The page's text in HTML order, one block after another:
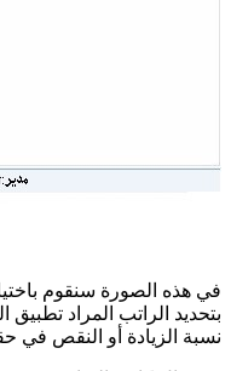
في هذه الصورة سنقوم
بتحديد الراتب المراد
نسبة الزيادة أو النقص في